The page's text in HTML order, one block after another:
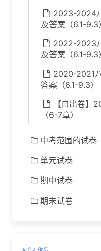
2023-2024
及答案（6.1-9.3）
2022-2023
及答案（6.1-9.3）
2020-2021
答案（6.1-9.3）
【自出卷】
（6-7章）
中考范围的试卷
单元试卷
期中试卷
期末试卷